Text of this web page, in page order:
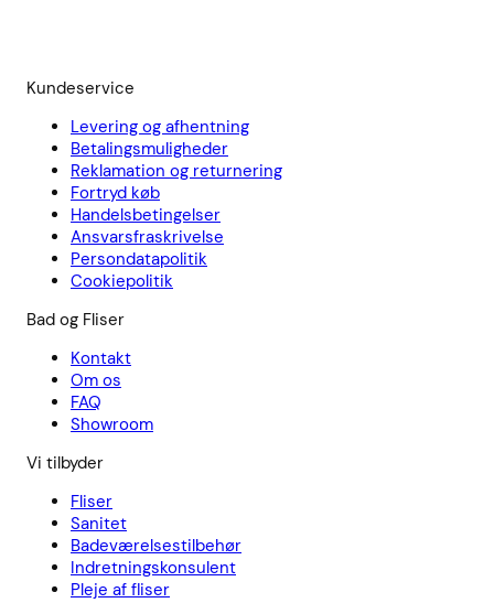
Kundeservice
Levering og afhentning
Betalingsmuligheder
Reklamation og returnering
Fortryd køb
Handelsbetingelser
Ansvarsfraskrivelse
Persondatapolitik
Cookiepolitik
Bad og Fliser
Kontakt
Om os
FAQ
Showroom
Vi tilbyder
Fliser
Sanitet
Badeværelsestilbehør
Indretningskonsulent
Pleje af fliser